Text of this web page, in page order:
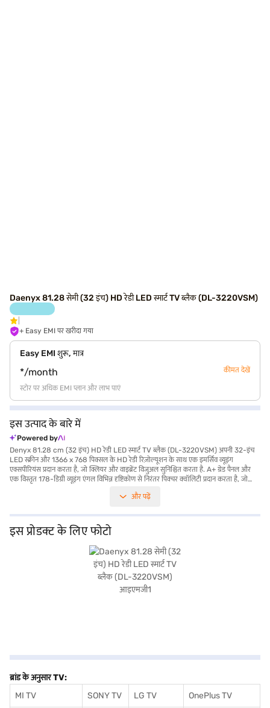
Daenyx 81.28 सेमी (32 इंच) HD रेडी LED स्मार्ट TV ब्लैक (DL-3220VSM)
+ Easy EMI पर खरीदा गया
Easy EMI शुरू, मात्र
*/month कीमत देखें
स्टोर पर अधिक EMI प्लान और लाभ पाएं
इस उत्पाद के बारे में
Powered by
Denyx 81.28 cm (32 इंच) HD रेडी LED स्मार्ट TV ब्लैक (DL-3220VSM) अपनी 32-इंच
LED स्क्रीन और 1366 x 768 पिक्सल के HD रेडी रिज़ोल्यूशन के साथ एक इमर्सिव व्यूइंग
एक्सपीरियंस प्रदान करता है, जो क्लियर और वाइब्रेंट विजुअल सुनिश्चित करता है. A+ ग्रेड पैनल और
एक विस्तृत 178-डिग्री व्यूइंग एंगल विभिन्न दृष्टिकोण से निरंतर पिक्चर क्वॉलिटी प्रदान करता है, जो
मनोरंजन और ऐप्स की दुनिया को खोलता है. डुअल स्पीकर बेहतरीन ऑडियो प्रदान करते हैं, जो विजुअल
चाहने वाले लोगों के लिए डिज़ाइन किया गया है. बॉक्स में, आपको TV, रिमोट, वॉयस रिमोट, यूज़र
मैनुअल, वॉल माउंट, स्टैंड बेस और 2 बैटरी मिलेगी, जो आपको सेटअप के लिए आवश्यक सभी सुविधाएं
प्रदान करेगी. अपने स्लीक ब्लैक फिनिश के साथ, यह Denyx HD रेडी LED स्मार्ट TV किसी भी
लिविंग स्पेस में आसानी से मिलाता है. यह value-for-money TV आपके पसंदीदा कंटेंट का आनंद
लेने के लिए सबसे अच्छा है. अपनी खरीद को बढ़ाने के लिए, बजाज फाइनेंस पर विकल्पों पर विचार करें
या अपनी खरीदारी करने के लिए पार्टनर स्टोर पर जाएं, और आसान EMI के लाभ प्राप्त करें.
और पढ़ें
इस प्रोडक्ट के लिए फोटो
ब्रांड के अनुसार TV:
MI TV
SONY TV LG TV OnePlus TV